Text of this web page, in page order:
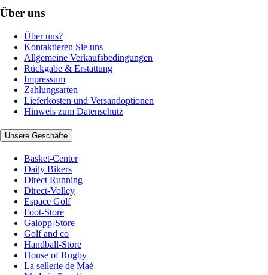
Über uns
Über uns?
Kontaktieren Sie uns
Allgemeine Verkaufsbedingungen
Rückgabe & Erstattung
Impressum
Zahlungsarten
Lieferkosten und Versandoptionen
Hinweis zum Datenschutz
Unsere Geschäfte
Basket-Center
Daily Bikers
Direct Running
Direct-Volley
Espace Golf
Foot-Store
Galopp-Store
Golf and co
Handball-Store
House of Rugby
La sellerie de Maé